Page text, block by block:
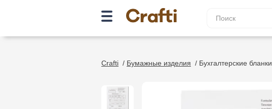
Crafti / Бумажные изделия / Бухгалтерские бланки